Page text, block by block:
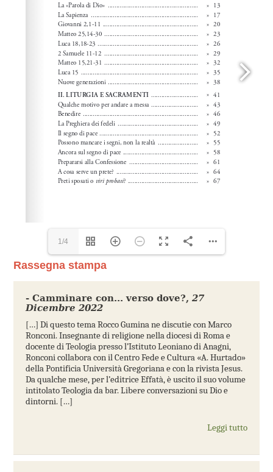
1/4
Rassegna stampa
- Camminare con... verso dove?, 27
Dicembre 2022
[…] Di questo tema Rocco Gumina ne discutie con Marco
Ronconi. Insegnante di religione nella diocesi di Roma e
docente di Teologia presso l’Istituto Leoniano di Anagni,
Ronconi collabora con il Centro Fede e Cultura «A. Hurtado»
della Pontificia Università Gregoriana e con la rivista Jesus.
Da qualche mese, per l’editrice Effatà, è uscito il suo volume
intitolato Teologia da bar. Libere conversazioni su Dio e
dintorni. […]
Leggi tutto